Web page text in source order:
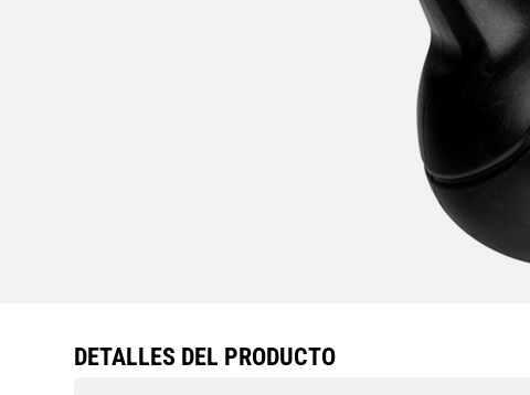
DETALLES DEL PRODUCTO